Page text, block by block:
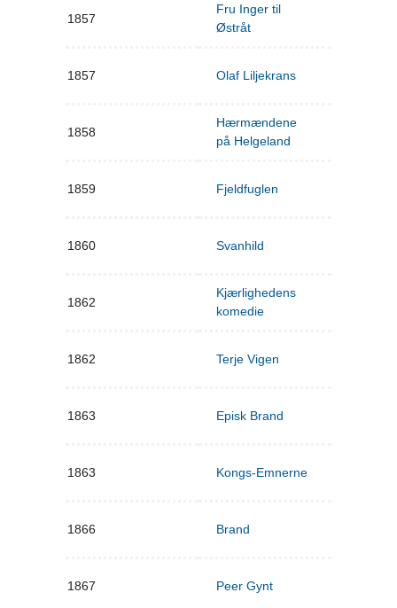
1857
Fru Inger til
Østråt
1857 Olaf Liljekrans
1858
Hærmændene
på Helgeland
1859 Fjeldfuglen
1860 Svanhild
1862
Kjærlighedens
komedie
1862 Terje Vigen
1863 Episk Brand
1863 Kongs-Emnerne
1866 Brand
1867 Peer Gynt